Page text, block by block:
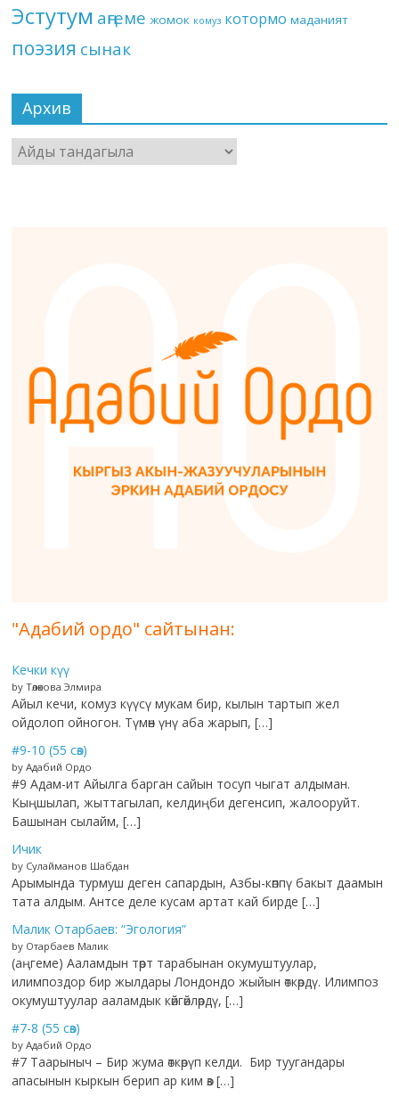
Эстутум аңгеме жомок комуз котормо маданият
поэзия сынак
Архив
Архив
"Адабий ордо" сайтынан:
Кечки күү
by Төлөкова Элмира
Айыл кечи, комуз күүсү мукам бир, кылын тартып жел
ойдолоп ойногон. Түмөн үнү аба жарып, […]
#9-10 (55 сөз)
by Адабий Ордо
#9 Адам-ит Айылга барган сайын тосуп чыгат алдыман.
Кыңшылап, жыттагылап, келдиңби дегенсип, жалооруйт.
Башынан сылайм, […]
Ичик
by Сулайманов Шабдан
Арымында турмуш деген сапардын, Азбы-көппү бакыт даамын
тата алдым. Антсе деле кусам артат кай бирде […]
Малик Отарбаев: “Эгология”
by Отарбаев Малик
(аңгеме) Ааламдын төрт тарабынан окумуштуулар,
илимпоздор бир жылдары Лондондо жыйын өткөрдү. Илимпоз
окумуштуулар ааламдык көйгөйлөрдү, […]
#7-8 (55 сөз)
by Адабий Ордо
#7 Таарыныч – Бир жума өткөрүп келди. Бир туугандары
апасынын кыркын берип ар ким өз […]